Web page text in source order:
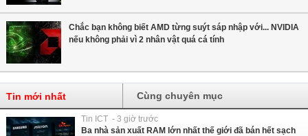
Chắc bạn không biết AMD từng suýt sáp nhập với... NVIDIA
nếu không phải vì 2 nhân vật quá cá tính
Tin mới nhất Cùng chuyên mục
Tin ICT - 3 giờ trước
Ba nhà sản xuất RAM lớn nhất thế giới đã bán hết sạch